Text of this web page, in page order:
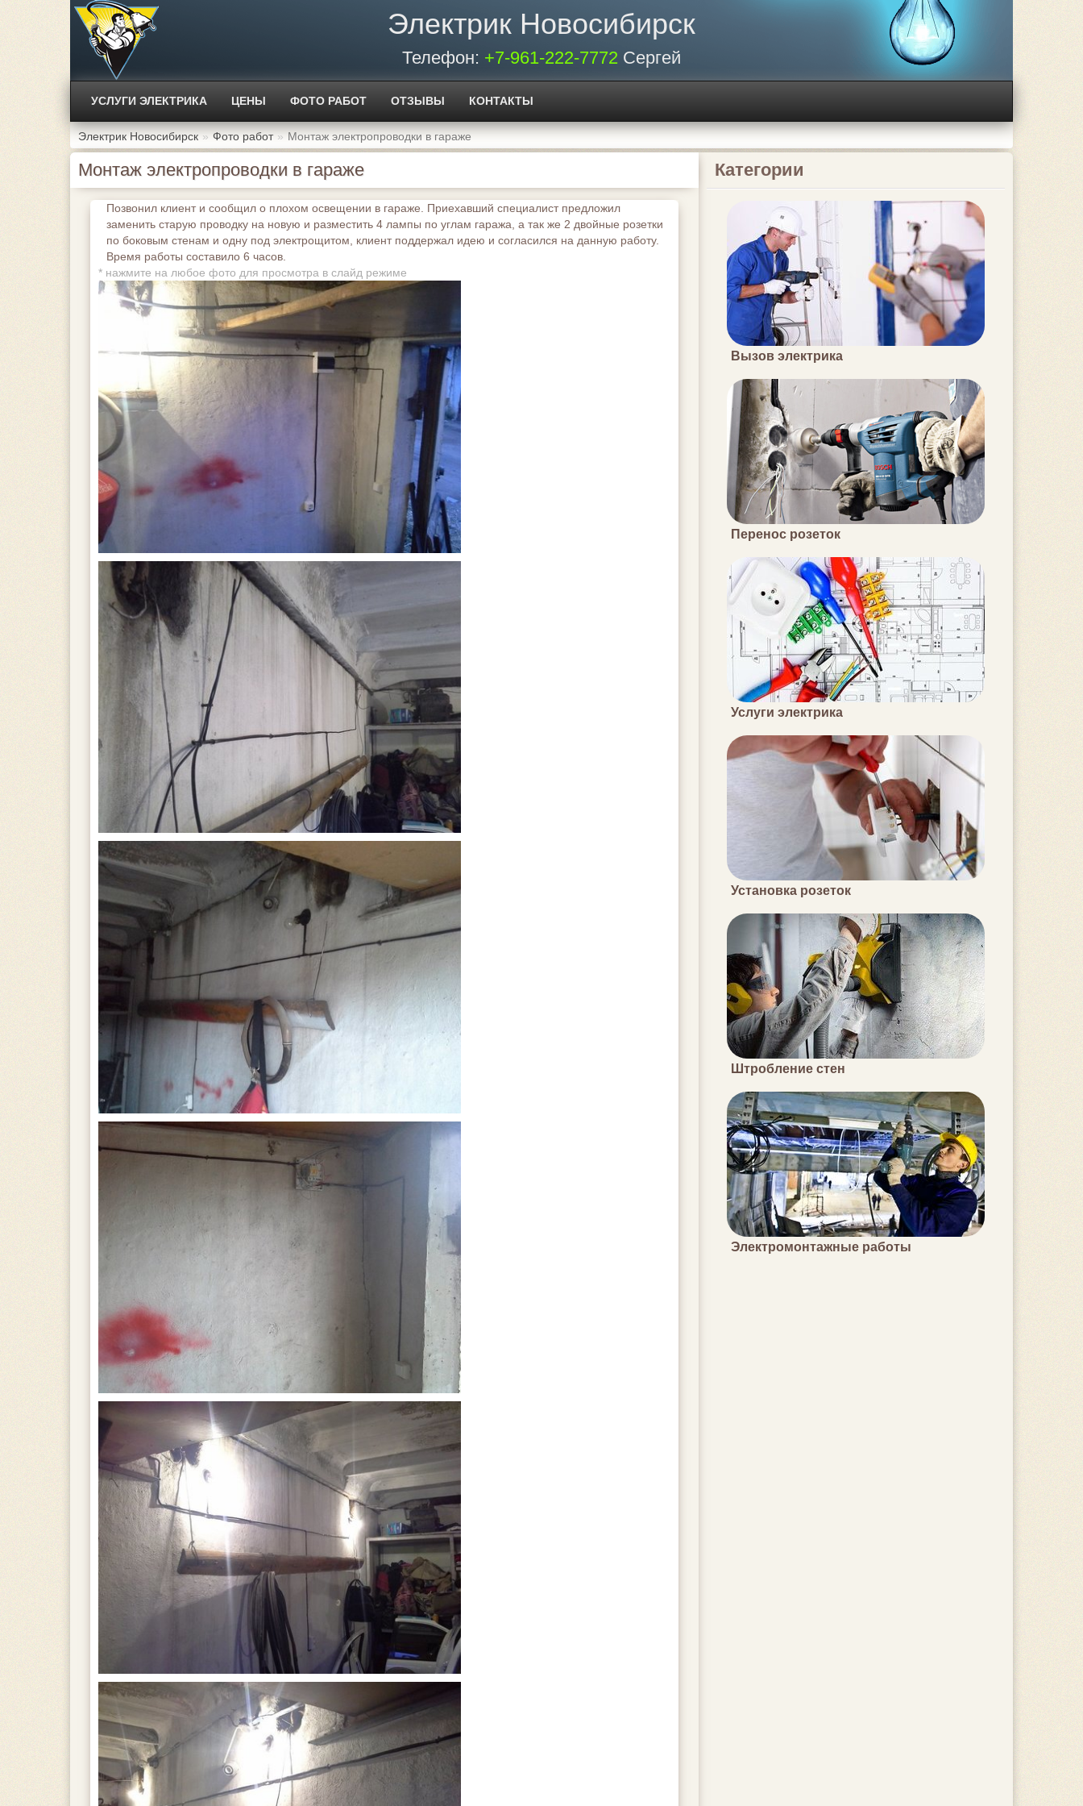
Электрик Новосибирск
Телефон: +7-961-222-7772 Сергей
УСЛУГИ ЭЛЕКТРИКА ЦЕНЫ ФОТО РАБОТ ОТЗЫВЫ КОНТАКТЫ
Электрик Новосибирск Фото работ Монтаж электропроводки в гараже
Монтаж электропроводки в гараже
Позвонил клиент и сообщил о плохом освещении в гараже. Приехавший специалист предложил
заменить старую проводку на новую и разместить 4 лампы по углам гаража, а так же 2 двойные розетки
по боковым стенам и одну под электрощитом, клиент поддержал идею и согласился на данную работу.
Время работы составило 6 часов.
* нажмите на любое фото для просмотра в слайд режиме
Категории
Вызов электрика
Перенос розеток
Услуги электрика
Установка розеток
Штробление стен
Электромонтажные работы